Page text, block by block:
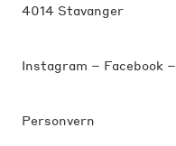
4014 Stavanger
Instagram – Facebook –
Personvern